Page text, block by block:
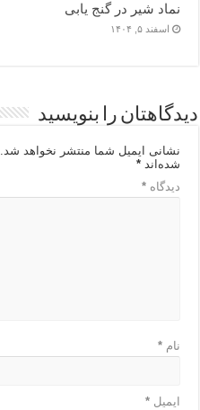
نماد شیر در گنج یابی
اسفند ۵, ۱۴۰۴
دیدگاهتان را بنویسید
نشانی ایمیل شما منتشر نخواهد شد.
شده‌اند*
دیدگاه*
نام*
ایمیل*